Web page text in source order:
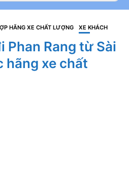
HÃNG XE CHẤT LƯỢNG XE KHÁCH
Phan Rang từ Sài
hãng xe chất